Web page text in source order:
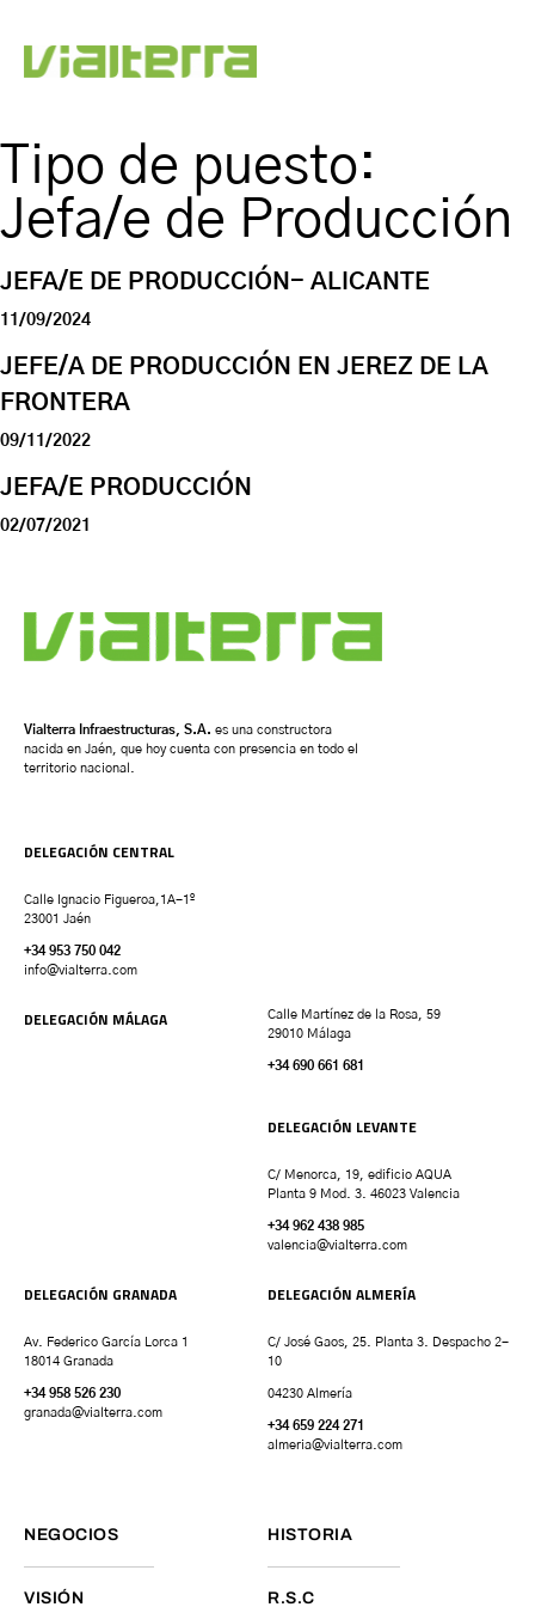
Tipo de puesto:
Jefa/e de Producción
JEFA/E DE PRODUCCIÓN- ALICANTE
11/09/2024
JEFE/A DE PRODUCCIÓN EN JEREZ DE LA
FRONTERA
09/11/2022
JEFA/E PRODUCCIÓN
02/07/2021
Vialterra Infraestructuras, S.A. es una constructora
nacida en Jaén, que hoy cuenta con presencia en todo el
territorio nacional.
DELEGACIÓN CENTRAL
Calle Ignacio Figueroa,1A-1º
23001 Jaén
+34 953 750 042
info@vialterra.com
DELEGACIÓN MÁLAGA
Calle Martínez de la Rosa, 59
29010 Málaga
+34 690 661 681
DELEGACIÓN LEVANTE
C/ Menorca, 19, edificio AQUA
Planta 9 Mod. 3. 46023 Valencia
+34 962 438 985
valencia@vialterra.com
DELEGACIÓN GRANADA
Av. Federico García Lorca 1
18014 Granada
+34 958 526 230
granada@vialterra.com
DELEGACIÓN ALMERÍA
C/ José Gaos, 25. Planta 3. Despacho 2-
10
04230 Almería
+34 659 224 271
almeria@vialterra.com
NEGOCIOS HISTORIA
VISIÓN R.S.C